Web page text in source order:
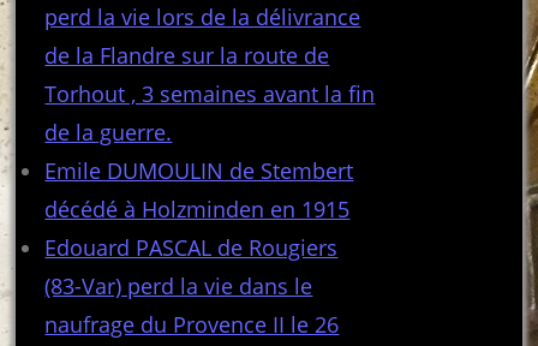
perd la vie lors de la délivrance
de la Flandre sur la route de
Torhout , 3 semaines avant la fin
de la guerre.
Emile DUMOULIN de Stembert
décédé à Holzminden en 1915
Edouard PASCAL de Rougiers
(83-Var) perd la vie dans le
naufrage du Provence II le 26